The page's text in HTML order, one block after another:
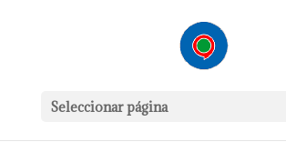
Seleccionar página